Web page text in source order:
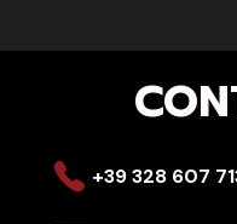
+39 328 607